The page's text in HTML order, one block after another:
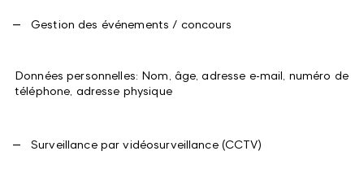
Gestion des événements / concours
Données personnelles: Nom, âge, adresse e-mail, numéro de
téléphone, adresse physique
Surveillance par vidéosurveillance (CCTV)